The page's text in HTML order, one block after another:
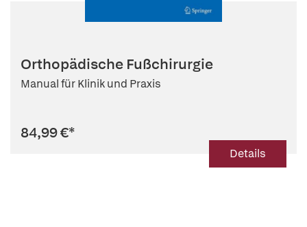
Orthopädische Fußchirurgie
Manual für Klinik und Praxis
84,99 €*
Details